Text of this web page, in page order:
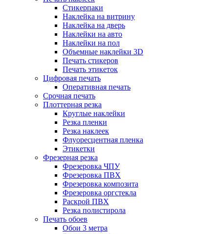
Стикерпаки
Наклейка на витрину
Наклейка на дверь
Наклейки на авто
Наклейки на пол
Объемные наклейки 3D
Печать стикеров
Печать этикеток
Цифровая печать
Оперативная печать
Срочная печать
Плоттерная резка
Круглые наклейки
Резка пленки
Резка наклеек
Флуоресцентная пленка
Этикетки
Фрезерная резка
Фрезеровка ЧПУ
Фрезеровка ПВХ
Фрезеровка композита
Фрезеровка оргстекла
Раскрой ПВХ
Резка полистирола
Печать обоев
Обои 3 метра